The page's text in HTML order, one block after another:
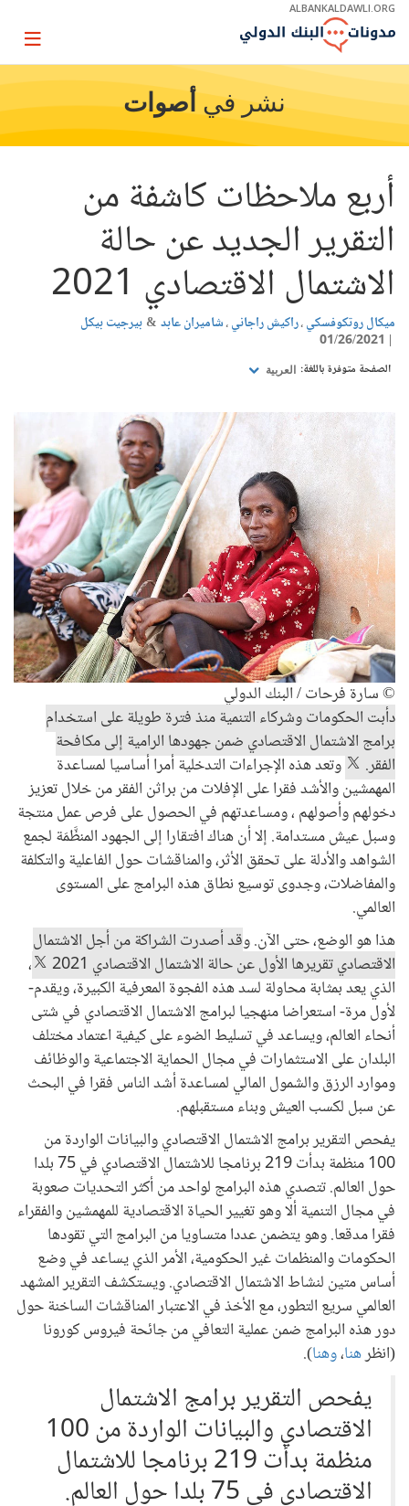
Skip
Main
ALBANKALDAWLI.ORG
Page
نشر في أصوات
أربع ملاحظات كاشفة من
التقرير الجديد عن حالة
الاشتمال الاقتصادي 2021
ميكال روتكوفسكي راكيش راجاني شاميران عابد بيرجيت بيكل
01/26/2021
الصفحة متوفرة باللغة: العربية
© سارة فرحات / البنك الدولي
دأبت الحكومات وشركاء التنمية منذ فترة طويلة على استخدام
برامج الاشتمال الاقتصادي ضمن جهودها الرامية إلى مكافحة
الفقر.
وتعد هذه الإجراءات التدخلية أمرا أساسيا لمساعدة
المهمشين والأشد فقرا على الإفلات من براثن الفقر من خلال تعزيز
دخولهم وأصولهم ، ومساعدتهم في الحصول على فرص عمل منتجة
وسبل عيش مستدامة. إلا أن هناك افتقارا إلى الجهود المنظَّمَة لجمع
الشواهد والأدلة على تحقق الأثر، والمناقشات حول الفاعلية والتكلفة
والمفاضلات، وجدوى توسيع نطاق هذه البرامج على المستوى
العالمي.
هذا هو الوضع، حتى الآن. وقد أصدرت الشراكة من أجل الاشتمال
الاقتصادي تقريرها الأول عن حالة الاشتمال الاقتصادي 2021
،
الذي يعد بمثابة محاولة لسد هذه الفجوة المعرفية الكبيرة، ويقدم-
لأول مرة- استعراضا منهجيا لبرامج الاشتمال الاقتصادي في شتى
أنحاء العالم، ويساعد في تسليط الضوء على كيفية اعتماد مختلف
البلدان على الاستثمارات في مجال الحماية الاجتماعية والوظائف
وموارد الرزق والشمول المالي لمساعدة أشد الناس فقرا في البحث
عن سبل لكسب العيش وبناء مستقبلهم.
يفحص التقرير برامج الاشتمال الاقتصادي والبيانات الواردة من
100 منظمة بدأت 219 برنامجا للاشتمال الاقتصادي في 75 بلدا
حول العالم. تتصدي هذه البرامج لواحد من أكثر التحديات صعوبة
في مجال التنمية ألا وهو تغيير الحياة الاقتصادية للمهمشين والفقراء
فقرا مدقعا. وهو يتضمن عددا متساويا من البرامج التي تقودها
الحكومات والمنظمات غير الحكومية، الأمر الذي يساعد في وضع
أساس متين لنشاط الاشتمال الاقتصادي. ويستكشف التقرير المشهد
العالمي سريع التطور، مع الأخذ في الاعتبار المناقشات الساخنة حول
دور هذه البرامج ضمن عملية التعافي من جائحة فيروس كورونا
(انظرهنا،وهنا).
يفحص التقرير برامج الاشتمال
الاقتصادي والبيانات الواردة من 100
منظمة بدأت 219 برنامجا للاشتمال
الاقتصادي في 75 بلدا حول العالم.